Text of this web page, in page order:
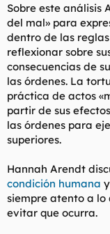
Sobre este análisis
del mal» para
dentro de las
reflexionar sobre
consecuencias de
las órdenes. La
práctica de actos
partir de sus
las órdenes para
superiores.
Hannah Arendt
condición humana
siempre atento a lo
evitar que ocurra.